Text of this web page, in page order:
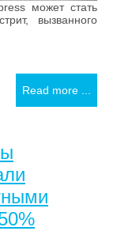
может стать
вызванного
Read more ...